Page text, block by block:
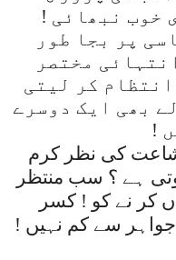
خوب نبھائی !
پر بجا طور
مختصر
کر لیتی
بھی ایک دوسرے
!
کی نظر کرم
ہے ؟ سب منتظر
کر نے کو ! کسر
سے کم نہیں !